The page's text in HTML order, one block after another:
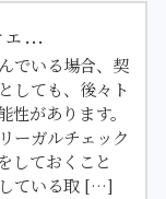
...
でいる場合、契
しても、後々ト
性があります。
ーガルチェック
しておくこと
ている取 […]